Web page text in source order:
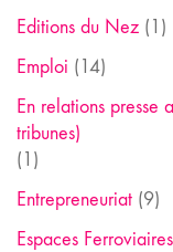
Editions du Nez (1)
Emploi (14)
En relations presse
tribunes)
(1)
Entrepreneuriat (9)
Espaces Ferroviaires